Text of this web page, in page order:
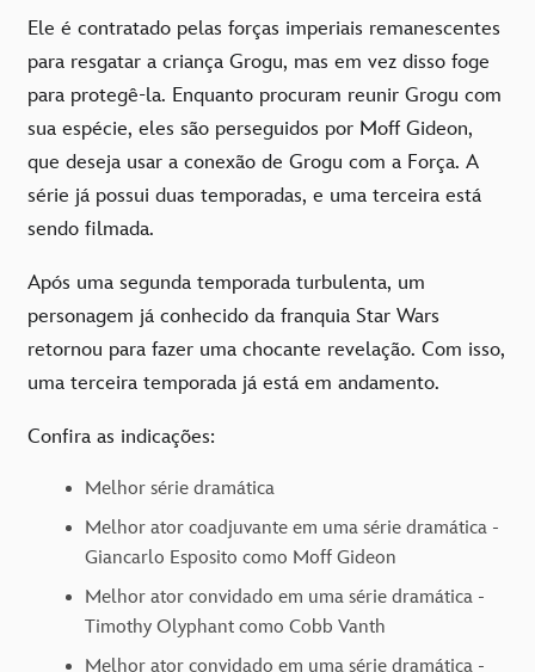
Ele é contratado pelas forças imperiais remanescentes
para resgatar a criança Grogu, mas em vez disso foge
para protegê-la. Enquanto procuram reunir Grogu com
sua espécie, eles são perseguidos por Moff Gideon,
que deseja usar a conexão de Grogu com a Força. A
série já possui duas temporadas, e uma terceira está
sendo filmada.
Após uma segunda temporada turbulenta, um
personagem já conhecido da franquia Star Wars
retornou para fazer uma chocante revelação. Com isso,
uma terceira temporada já está em andamento.
Confira as indicações:
Melhor série dramática
Melhor ator coadjuvante em uma série dramática -
Giancarlo Esposito como Moff Gideon
Melhor ator convidado em uma série dramática -
Timothy Olyphant como Cobb Vanth
Melhor ator convidado em uma série dramática -